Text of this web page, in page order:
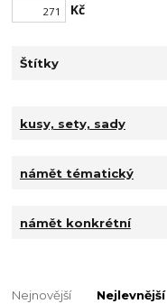
Kč
Štítky
kusy, sety, sady
námět tématický
námět konkrétní
Nejnovější Nejlevnější